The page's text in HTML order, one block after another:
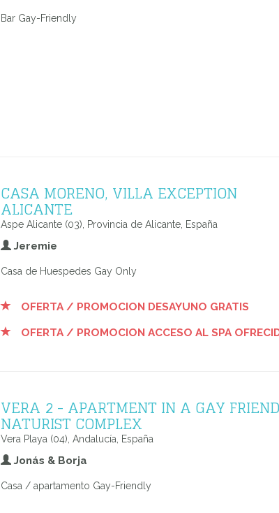
Bar Gay-Friendly
CASA MORENO, VILLA EXCEPTION
ALICANTE
Aspe Alicante (03), Provincia de Alicante, España
Jeremie
Casa de Huespedes Gay Only
OFERTA / PROMOCION DESAYUNO GRATIS
OFERTA / PROMOCION ACCESO AL SPA
VERA 2 - APARTMENT IN A GAY
NATURIST COMPLEX
Vera Playa (04), Andalucía, España
Jonás & Borja
Casa / apartamento Gay-Friendly